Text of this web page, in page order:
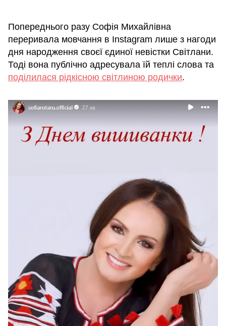
Попереднього разу Софія Михайлівна
переривала мовчання в Instagram лише з нагоди
дня народження своєї єдиної невістки Світлани.
Тоді вона публічно адресувала їй теплі слова та
поділилася рідкісною світлиною родички.